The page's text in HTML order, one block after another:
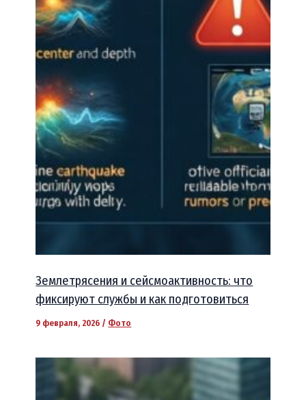
Землетрясения и сейсмоактивность: что
фиксируют службы и как подготовиться
9 февраля, 2026 / Фото